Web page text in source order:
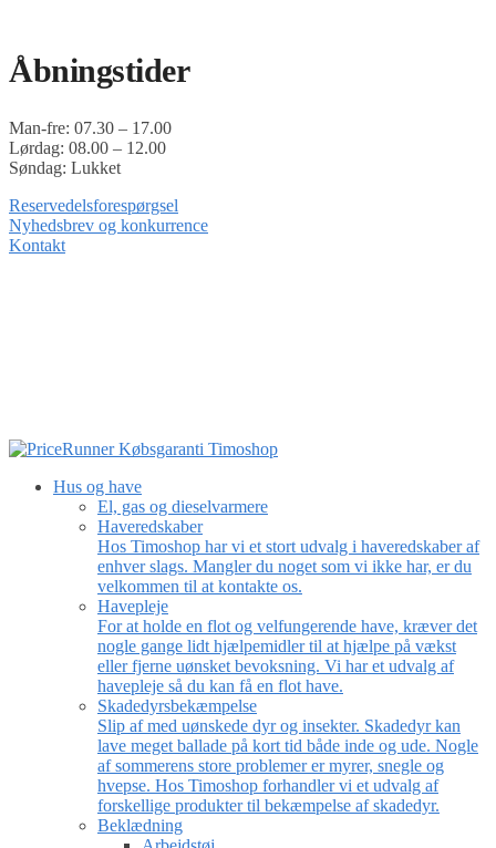
Åbningstider
Man-fre: 07.30 – 17.00
Lørdag: 08.00 – 12.00
Søndag: Lukket
Reservedelsforespørgsel
Nyhedsbrev og konkurrence
Kontakt
Hus og have
El, gas og dieselvarmere
Haveredskaber
Hos Timoshop har vi et stort udvalg i haveredskaber af
enhver slags. Mangler du noget som vi ikke har, er du
velkommen til at kontakte os.
Havepleje
For at holde en flot og velfungerende have, kræver det
nogle gange lidt hjælpemidler til at hjælpe på vækst
eller fjerne uønsket bevoksning. Vi har et udvalg af
havepleje så du kan få en flot have.
Skadedyrsbekæmpelse
Slip af med uønskede dyr og insekter. Skadedyr kan
lave meget ballade på kort tid både inde og ude. Nogle
af sommerens store problemer er myrer, snegle og
hvepse. Hos Timoshop forhandler vi et udvalg af
forskellige produkter til bekæmpelse af skadedyr.
Beklædning